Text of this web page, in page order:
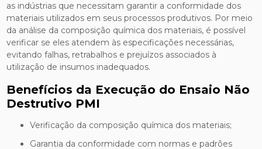
as indústrias que necessitam garantir a conformidade dos
materiais utilizados em seus processos produtivos. Por meio
da análise da composição química dos materiais, é possível
verificar se eles atendem às especificações necessárias,
evitando falhas, retrabalhos e prejuízos associados à
utilização de insumos inadequados.
Benefícios da Execução do Ensaio Não
Destrutivo PMI
Verificação da composição química dos materiais;
Garantia da conformidade com normas e padrões